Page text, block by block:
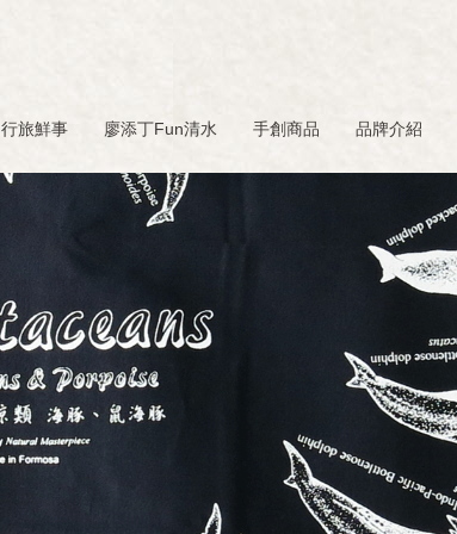
行旅鮮事 廖添丁Fun清水 手創商品 品牌介紹